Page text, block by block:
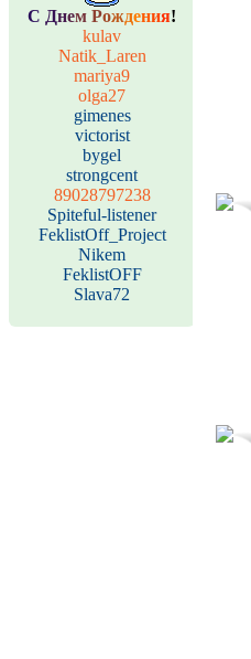
С Днем Рождения!
kulav
Natik_Laren
mariya9
olga27
gimenes
victorist
bygel
strongcent
89028797238
Spiteful-listener
FeklistOff_Project
Nikem
FeklistOFF
Slava72